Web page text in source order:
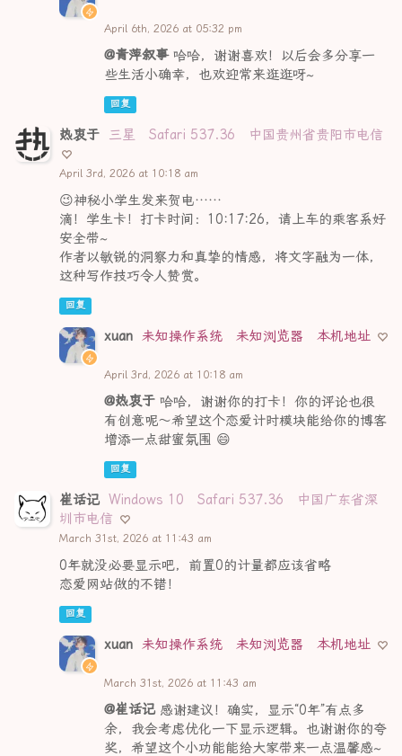
April 6th, 2026 at 05:32 pm
@青萍叙事 哈哈，谢谢喜欢！以后会多分享一
些生活小确幸，也欢迎常来逛逛呀~
回复
热衷于 三星 Safari 537.36 中国贵州省贵阳市电信
April 3rd, 2026 at 10:18 am
😉神秘小学生发来贺电……
滴！学生卡！打卡时间：10:17:26，请上车的乘客系好
安全带~
作者以敏锐的洞察力和真挚的情感，将文字融为一体，
这种写作技巧令人赞赏。
回复
xuan 未知操作系统 未知浏览器 本机地址
April 3rd, 2026 at 10:18 am
@热衷于 哈哈，谢谢你的打卡！你的评论也很
有创意呢～希望这个恋爱计时模块能给你的博客
增添一点甜蜜氛围 😄
回复
崔话记 Windows 10 Safari 537.36
中国广东省深
圳市电信
March 31st, 2026 at 11:43 am
0年就没必要显示吧，前置0的计量都应该省略
恋爱网站做的不错！
回复
xuan 未知操作系统 未知浏览器 本机地址
March 31st, 2026 at 11:43 am
@崔话记 感谢建议！确实，显示“0年”有点多
余，我会考虑优化一下显示逻辑。也谢谢你的夸
奖，希望这个小功能能给大家带来一点温馨感~